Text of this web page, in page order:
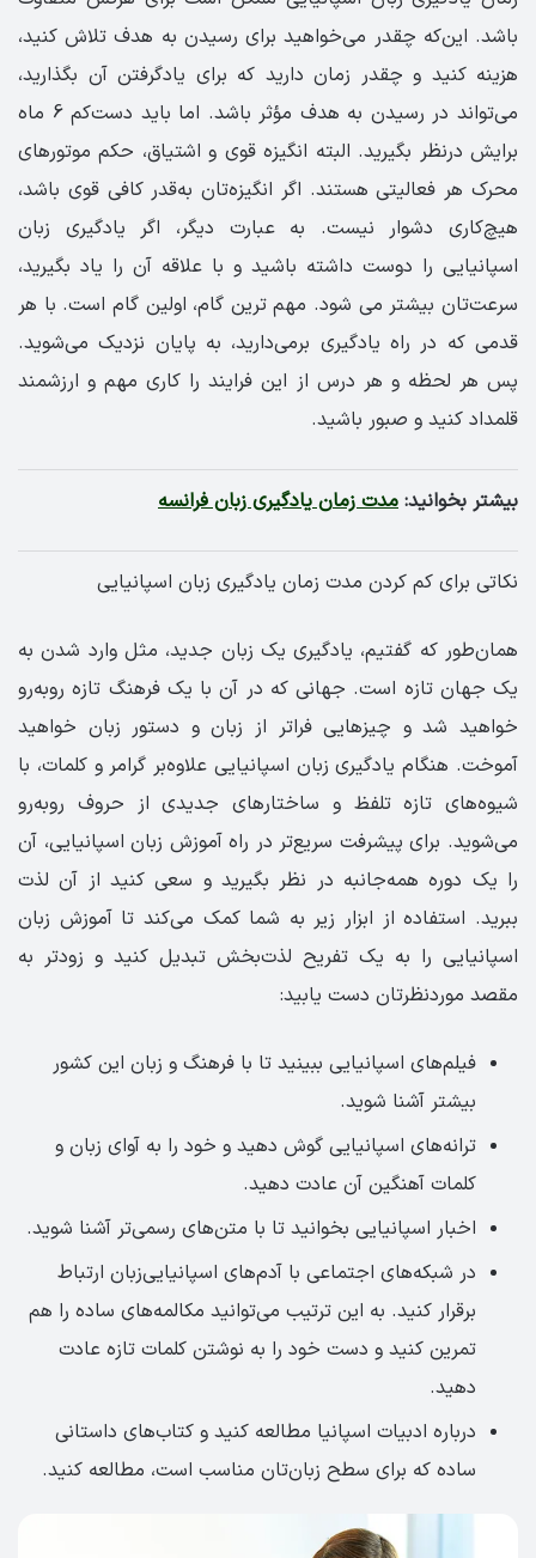
باشد. این‌که چقدر می‌خواهید برای رسیدن به هدف تلاش کنید،
هزینه کنید و چقدر زمان دارید که برای یادگرفتن آن بگذارید،
می‌تواند در رسیدن به هدف مؤثر باشد. اما باید دست‌کم 6 ماه
برایش درنظر بگیرید. البته انگیزه قوی و اشتیاق، حکم موتورهای
محرک هر فعالیتی هستند. اگر انگیزه‌تان به‌قدر کافی قوی باشد،
هیچ‌کاری دشوار نیست. به عبارت دیگر، اگر یادگیری زبان
اسپانیایی را دوست داشته باشید و با علاقه آن را یاد بگیرید،
سرعت‌تان بیشتر می شود. مهم ترین گام، اولین گام است. با هر
قدمی که در راه یادگیری برمی‌دارید، به پایان نزدیک می‌شوید.
پس هر لحظه و هر درس از این فرایند را کاری مهم و ارزشمند
قلمداد کنید و صبور باشید.
بیشتر بخوانید: مدت زمان یادگیری زبان فرانسه
نکاتی برای کم کردن مدت زمان یادگیری زبان اسپانیایی
همان‌طور که گفتیم، یادگیری یک زبان جدید، مثل وارد شدن به
یک جهان تازه است. جهانی که در آن با یک فرهنگ تازه روبه‌رو
خواهید شد و چیزهایی فراتر از زبان و دستور زبان خواهید
آموخت. هنگام یادگیری زبان اسپانیایی علاوه‌بر گرامر و کلمات، با
شیوه‌های تازه تلفظ و ساختارهای جدیدی از حروف روبه‌رو
می‌شوید. برای پیشرفت سریع‌تر در راه آموزش زبان اسپانیایی، آن
را یک دوره همه‌جانبه در نظر بگیرید و سعی کنید از آن لذت
ببرید. استفاده از ابزار زیر به شما کمک می‌کند تا آموزش زبان
اسپانیایی را به یک تفریح لذت‌بخش تبدیل کنید و زودتر به
مقصد موردنظرتان دست یابید:
فیلم‌های اسپانیایی ببینید تا با فرهنگ و زبان این کشور
بیشتر آشنا شوید.
ترانه‌های اسپانیایی گوش دهید و خود را به آوای زبان و
کلمات آهنگین آن عادت دهید.
اخبار اسپانیایی بخوانید تا با متن‌های رسمی‌تر آشنا شوید.
در شبکه‌های اجتماعی با آدم‌های اسپانیایی‌زبان ارتباط
برقرار کنید. به این ترتیب می‌توانید مکالمه‌های ساده را هم
تمرین کنید و دست خود را به نوشتن کلمات تازه عادت
دهید.
درباره ادبیات اسپانیا مطالعه کنید و کتاب‌های داستانی
ساده که برای سطح زبان‌تان مناسب است، مطالعه کنید.